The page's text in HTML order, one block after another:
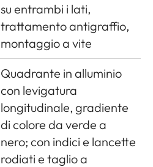
su entrambi i lati,
trattamento antigraffio,
montaggio a vite
Quadrante in alluminio
con levigatura
longitudinale, gradiente
di colore da verde a
nero; con indici e lancette
rodiati e taglio a